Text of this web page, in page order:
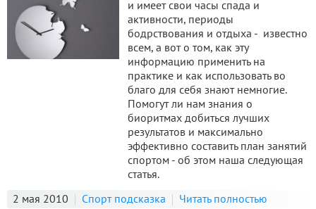
и имеет свои часы спада и
активности, периоды
бодрствования и отдыха - известно
всем, а вот о том, как эту
информацию применить на
практике и как использовать во
благо для себя знают немногие.
Помогут ли нам знания о
биоритмах добиться лучших
результатов и максимально
эффективно составить план занятий
спортом - об этом наша следующая
статья.
2 мая 2010
Спорт подсказка Читать полностью